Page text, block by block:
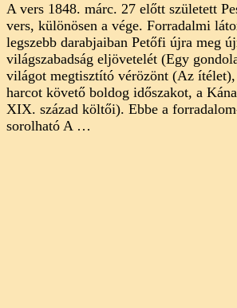
A vers 1848. márc. 27 előtt született
vers, különösen a vége. Forradalmi
legszebb darabjaiban Petőfi újra meg
világszabadság eljövetelét (Egy
világot megtisztító vérözönt (Az ítélet),
harcot követő boldog időszakot, a
XIX. század költői). Ebbe a
sorolható A …